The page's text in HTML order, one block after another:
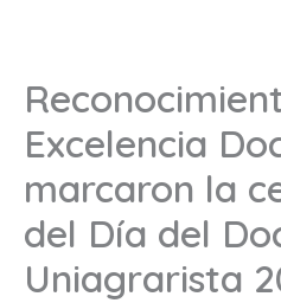
Excelencia
marcaron la
del Día del
Uniagrarista